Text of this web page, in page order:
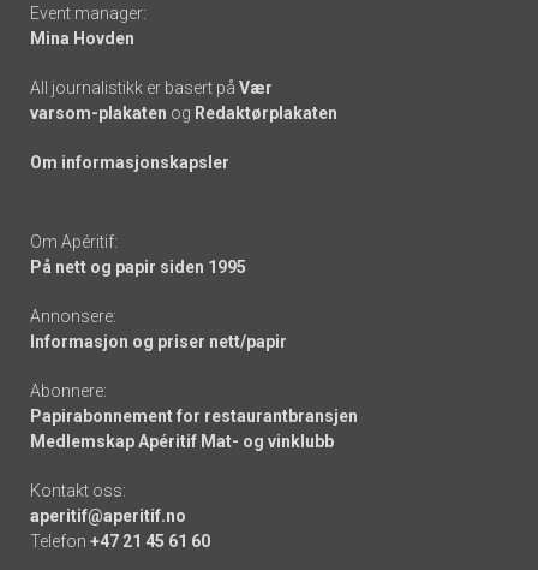
Event manager:
Mina Hovden
All journalistikk er basert på Vær
varsom-plakaten og Redaktørplakaten
Om informasjonskapsler
Om Apéritif:
På nett og papir siden 1995
Annonsere:
Informasjon og priser nett/papir
Abonnere:
Papirabonnement for restaurantbransjen
Medlemskap Apéritif Mat- og vinklubb
Kontakt oss:
aperitif@aperitif.no
Telefon +47 21 45 61 60